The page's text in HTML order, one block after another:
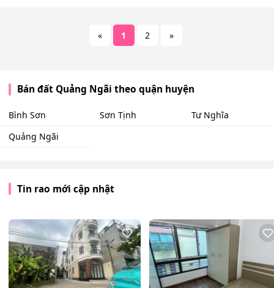
« 1 2 »
Bán đất Quảng Ngãi theo quận huyện
Bình Sơn Sơn Tịnh
Tư Nghĩa
Quảng Ngãi
Tin rao mới cập nhật